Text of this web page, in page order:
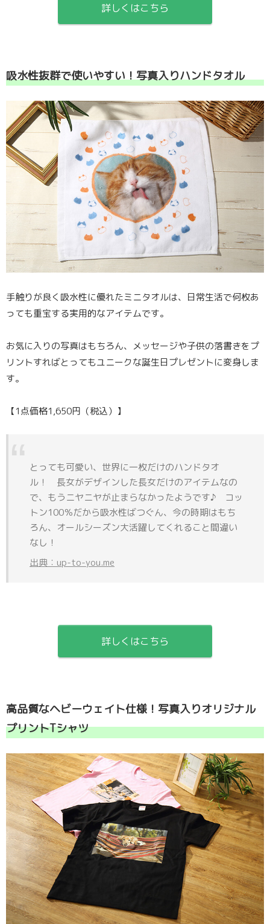
詳しくはこちら
吸水性抜群で使いやすい！写真入りハンドタオル
手触りが良く吸水性に優れたミニタオルは、日常生活で何枚あ
っても重宝する実用的なアイテムです。
お気に入りの写真はもちろん、メッセージや子供の落書きをプ
リントすればとってもユニークな誕生日プレゼントに変身しま
す。
【1点価格1,650円（税込）】
とっても可愛い、世界に一枚だけのハンドタオ
ル！ 長女がデザインした長女だけのアイテムなの
で、もうニヤニヤが止まらなかったようです♪ コッ
トン100％だから吸水性ばつぐん、今の時期はもち
ろん、オールシーズン大活躍してくれること間違い
なし！
出典：up-to-you.me
詳しくはこちら
高品質なヘビーウェイト仕様！写真入りオリジナル
プリントTシャツ